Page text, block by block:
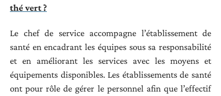
thé vert ?
Le chef de service accompagne l’établissement de
santé en encadrant les équipes sous sa responsabilité
et en améliorant les services avec les moyens et
équipements disponibles. Les établissements de santé
ont pour rôle de gérer le personnel afin que l’effectif